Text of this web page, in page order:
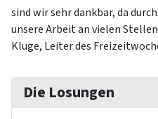
sind wir sehr dankbar, da
unsere Arbeit an vielen
Kluge, Leiter des
Die Losungen